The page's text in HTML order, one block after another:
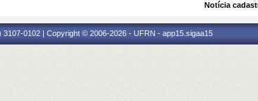
Notícia
0102 | Copyright © 2006-2026 - UFRN - app15.sigaa15